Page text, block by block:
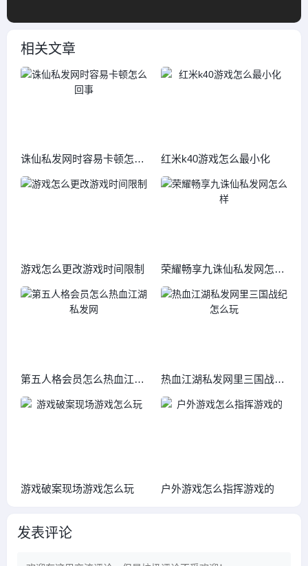
相关文章
诛仙私发网时容易卡顿怎么
回事
红米k40游戏怎么最小化
游戏怎么更改游戏时间限制
荣耀畅享九诛仙私发网怎么
样
第五人格会员怎么热血江湖
私发网
热血江湖私发网里三国战纪
怎么玩
游戏破案现场游戏怎么玩 户外游戏怎么指挥游戏的
发表评论